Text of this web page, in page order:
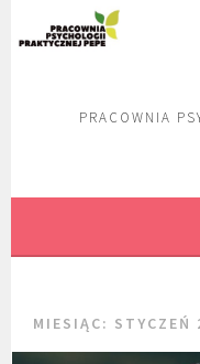
to
PRACOWNIA
MIESIĄC: STYCZEŃ